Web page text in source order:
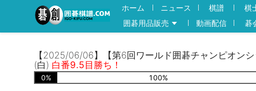
ホーム ニュース 棋譜 棋
囲碁用品販売
動画配信 碁
【2025/06/06】【第6回ワールド囲碁チャンピオン
(白) 白番9.5目勝ち！
0% 100%